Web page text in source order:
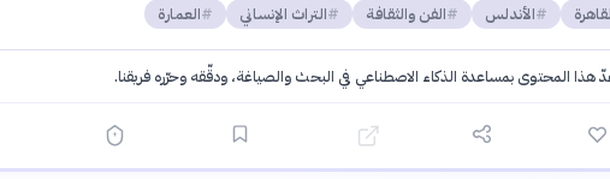
الأندلس الفن والثقافة التراث الإنساني العمارة
هذا المحتوى بمساعدة الذكاء الاصطناعي في البحث والصياغة، ودقّقه وحرّره فريقنا.